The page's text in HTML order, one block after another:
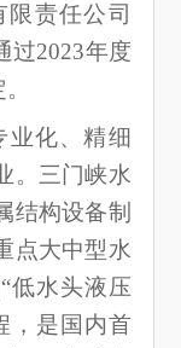
责任公司
过2023年度
化、精细
。三门峡水
结构设备制
点大中型水
低水头液压
，是国内首